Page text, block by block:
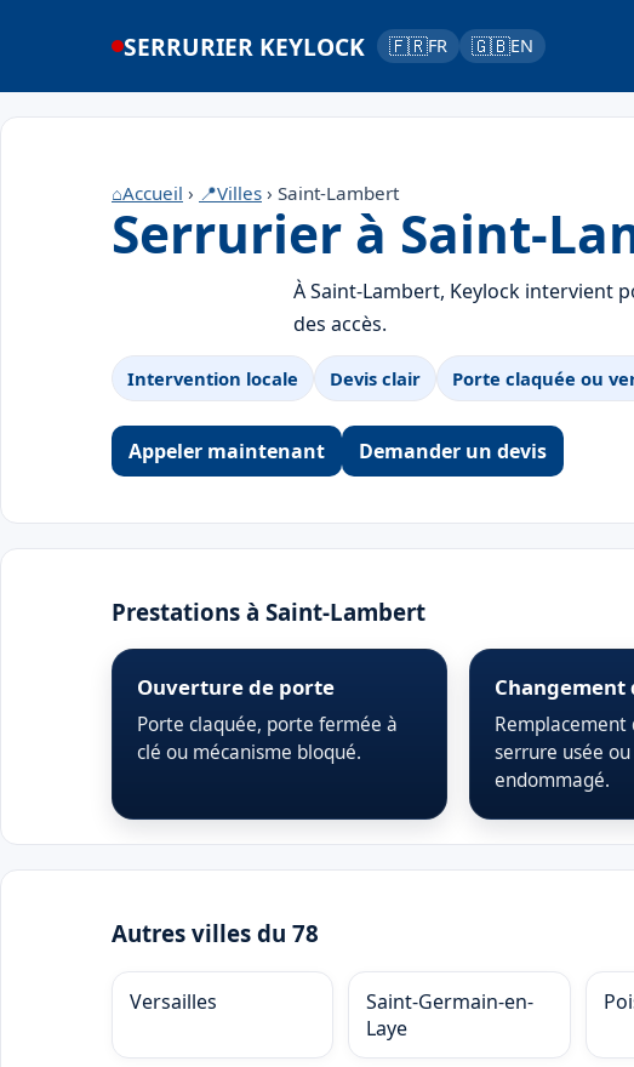
SERRURIER KEYLOCK 🇫🇷FR 🇬🇧EN
⌂Accueil › 📍Villes › Saint-Lambert
Serrurier à Saint-
À Saint-Lambert, Keylock intervient
des accès.
Intervention locale Devis clair Porte claquée ou
Appeler maintenant Demander un devis
Prestations à Saint-Lambert
Ouverture de porte
Porte claquée, porte fermée à
clé ou mécanisme bloqué.
Changement
Remplacement
serrure usée
endommagé.
Autres villes du 78
Versailles
Saint-Germain-en-
Laye